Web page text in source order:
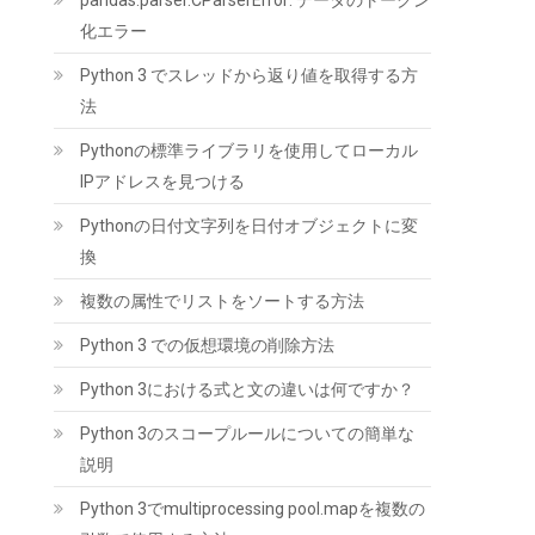
ードディスクケース UASP対応 5Gbps転送
6TB（9.5mm以下）まで対応 静電気防止 PC材
料 透明な 外付け SATA3.0 ドライブ ケース
2139U3
GMT +09:00 時点 -詳細はこちら )
シリコンパワー デスクトップPC用 メモリ
DDR4 3200 PC4-25600 16GB x 2枚 (32GB)
288Pin 1.2V CL22 SP032GBLFU320F22
(544409) GBP 173.07 (2026-08-09
04:05 GMT +09:00 時点 -詳細はこちら)
化エラー
Python 3 でスレッドから返り値を取得する方
法
Pythonの標準ライブラリを使用してローカル
IPアドレスを見つける
Pythonの日付文字列を日付オブジェクトに変
換
複数の属性でリストをソートする方法
Python 3 での仮想環境の削除方法
Python 3における式と文の違いは何ですか？
Python 3のスコープルールについての簡単な
説明
Python 3でmultiprocessing pool.mapを複数の